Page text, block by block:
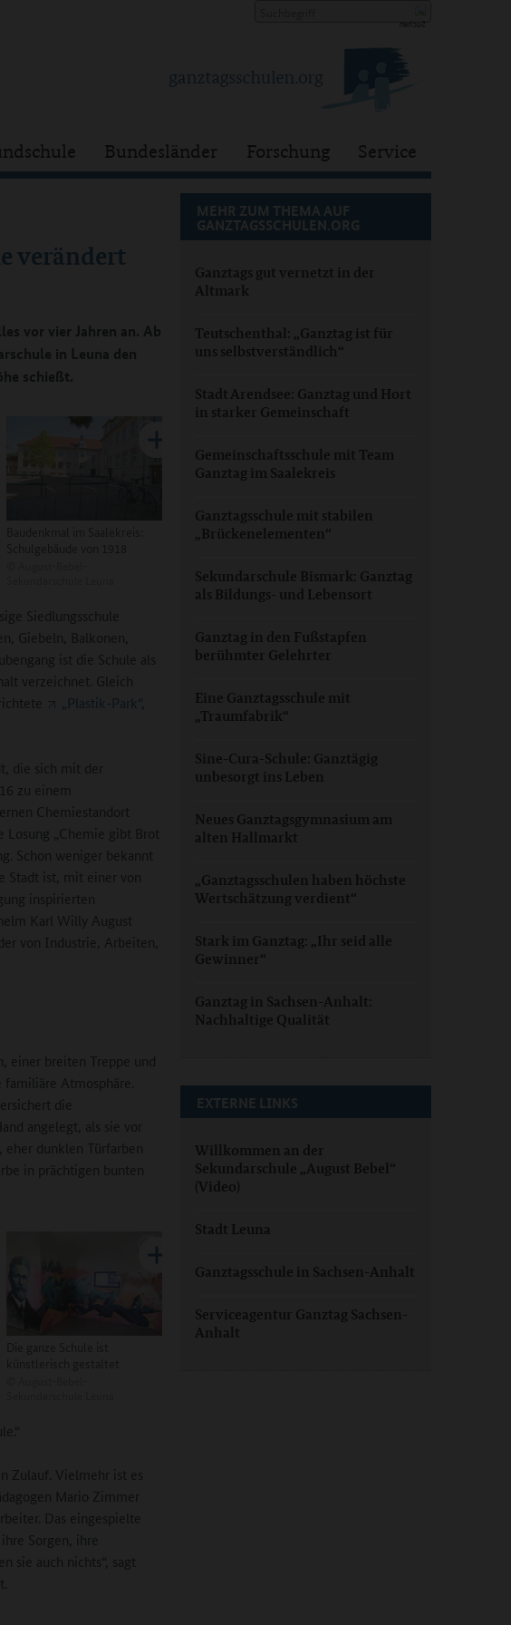
Bundesländer Forschung Service
verändert
vor vier Jahren an. Ab
in Leuna den
schießt.
Siedlungsschule
Giebeln, Balkonen,
ist die Schule als
verzeichnet. Gleich
„Plastik-Park“,
die sich mit der
zu einem
Chemiestandort
„Chemie gibt Brot
Schon weniger bekannt
Stadt ist, mit einer von
inspirierten
Karl Willy August
von Industrie, Arbeiten,
einer breiten Treppe und
Atmosphäre.
die
angelegt, als sie vor
dunklen Türfarben
in prächtigen bunten
Zulauf. Vielmehr ist es
Mario Zimmer
Das eingespielte
Sorgen, ihre
sie auch nichts“, sagt
MEHR ZUM THEMA AUF
GANZTAGSSCHULEN.ORG
Ganztags gut vernetzt in der
Altmark
Teutschenthal: „Ganztag ist für
uns selbstverständlich“
Stadt Arendsee: Ganztag und Hort
in starker Gemeinschaft
Gemeinschaftsschule mit Team
Ganztag im Saalekreis
Ganztagsschule mit stabilen
„Brückenelementen“
Sekundarschule Bismark: Ganztag
als Bildungs- und Lebensort
Ganztag in den Fußstapfen
berühmter Gelehrter
Eine Ganztagsschule mit
„Traumfabrik“
Sine-Cura-Schule: Ganztägig
unbesorgt ins Leben
Neues Ganztagsgymnasium am
alten Hallmarkt
„Ganztagsschulen haben höchste
Wertschätzung verdient“
Stark im Ganztag: „Ihr seid alle
Gewinner“
Ganztag in Sachsen-Anhalt:
Nachhaltige Qualität
EXTERNE LINKS
Willkommen an der
Sekundarschule „August Bebel“
(Video)
Stadt Leuna
Ganztagsschule in Sachsen-Anhalt
Serviceagentur Ganztag Sachsen-
Anhalt